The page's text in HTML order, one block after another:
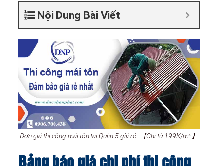
Nội Dung Bài Viết
Đơn giá thi công mái tôn tại Quận 5 giá rẻ -【Chỉ từ 199K/m²】
Bảng báo giá chi phí thi công